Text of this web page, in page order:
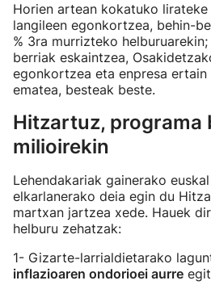
Horien artean kokatuko
langileen egonkortzea, behin-
% 3ra murrizteko
berriak eskaintzea,
egonkortzea eta enpresa
ematea, besteak beste.
Hitzartuz, programa
milioirekin
Lehendakariak gainerako
elkarlanerako deia egin du
martxan jartzea xede. Hauek
helburu zehatzak:
1- Gizarte-larrialdietarako
inflazioaren ondorioei aurre